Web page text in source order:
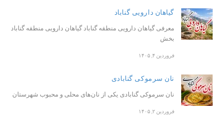
گیاهان دارویی گناباد
معرفی گیاهان دارویی منطقه گناباد گیاهان دارویی منطقه گناباد
بخش
فروردین ۴, ۱۴۰۵
نان سرموکی گنابادی
نان سرموکی گنابادی یکی از نان‌های محلی و محبوب شهرستان
فروردین ۲, ۱۴۰۵